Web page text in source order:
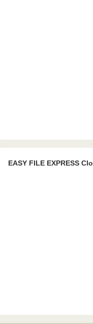
EASY FILE EXPRESS